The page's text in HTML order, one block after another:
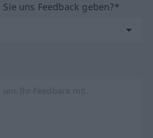
uns Feedback geben?*